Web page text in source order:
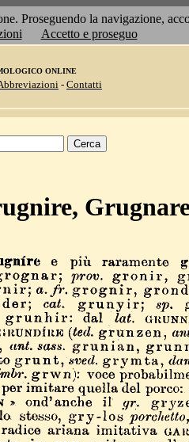
Proseguendo la navigazione,
Accetto e proseguo
ONLINE
- Contatti